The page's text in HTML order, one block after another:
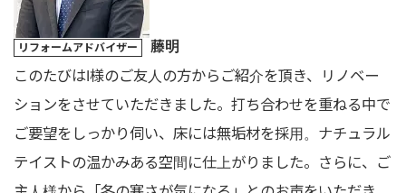
リフォームアドバイザー
藤明
このたびはI様のご友人の方からご紹介を頂き、リノベー
ションをさせていただきました。打ち合わせを重ねる中で
ご要望をしっかり伺い、床には無垢材を採用。ナチュラル
テイストの温かみある空間に仕上がりました。さらに、ご